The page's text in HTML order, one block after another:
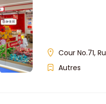
Cour No.71,
Autres